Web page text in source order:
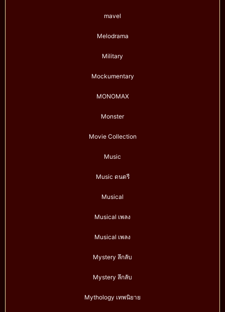
mavel
Melodrama
Military
Mockumentary
MONOMAX
Monster
Movie Collection
Music
Music ดนตรี
Musical
Musical เพลง
Musical เพลง
Mystery ลึกลับ
Mystery ลึกลับ
Mythology เทพนิยาย